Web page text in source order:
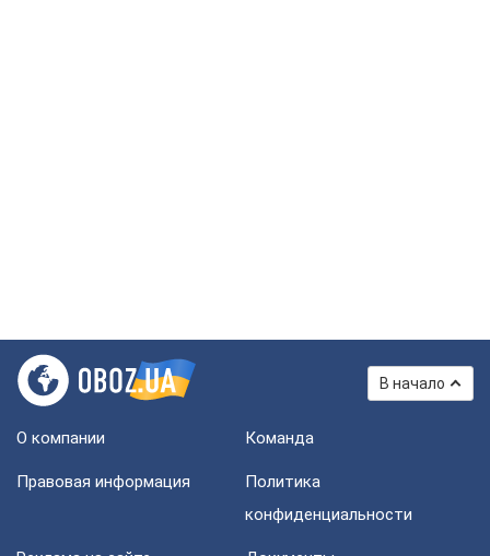
В начало
О компании Команда
Правовая информация
Политика
конфиденциальности